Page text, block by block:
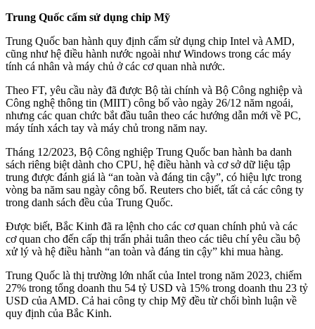
Trung Quốc cấm sử dụng chip Mỹ
Trung Quốc ban hành quy định cấm sử dụng chip Intel và AMD,
cũng như hệ điều hành nước ngoài như Windows trong các máy
tính cá nhân và máy chủ ở các cơ quan nhà nước.
Theo FT, yêu cầu này đã được Bộ tài chính và Bộ Công nghiệp và
Công nghệ thông tin (MIIT) công bố vào ngày 26/12 năm ngoái,
nhưng các quan chức bắt đầu tuân theo các hướng dẫn mới về PC,
máy tính xách tay và máy chủ trong năm nay.
Tháng 12/2023, Bộ Công nghiệp Trung Quốc ban hành ba danh
sách riêng biệt dành cho CPU, hệ điều hành và cơ sở dữ liệu tập
trung được đánh giá là “an toàn và đáng tin cậy”, có hiệu lực trong
vòng ba năm sau ngày công bố. Reuters cho biết, tất cả các công ty
trong danh sách đều của Trung Quốc.
Được biết, Bắc Kinh đã ra lệnh cho các cơ quan chính phủ và các
cơ quan cho đến cấp thị trấn phải tuân theo các tiêu chí yêu cầu bộ
xử lý và hệ điều hành “an toàn và đáng tin cậy” khi mua hàng.
Trung Quốc là thị trường lớn nhất của Intel trong năm 2023, chiếm
27% trong tổng doanh thu 54 tỷ USD và 15% trong doanh thu 23 tỷ
USD của AMD. Cả hai công ty chip Mỹ đều từ chối bình luận về
quy định của Bắc Kinh.